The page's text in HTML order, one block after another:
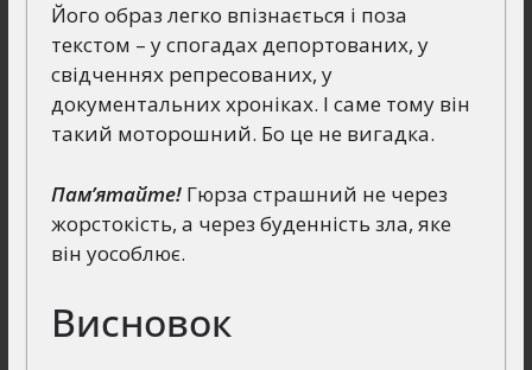
Його образ легко впізнається і поза
текстом – у спогадах депортованих, у
свідченнях репресованих, у
документальних хроніках. І саме тому він
такий моторошний. Бо це не вигадка.
Пам’ятайте!Гюрза страшний не через
жорстокість, а через буденність зла, яке
він уособлює.
Висновок